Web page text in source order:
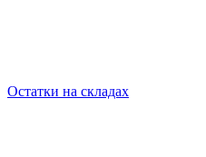
Остатки на складах